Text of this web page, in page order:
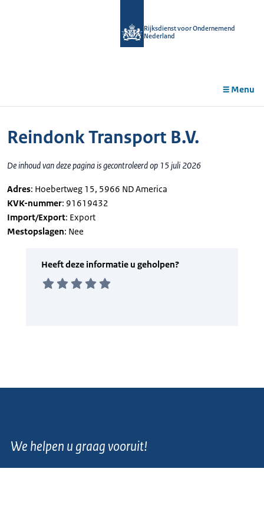
Rijksdienst voor Ondernemend
Nederland
Menu
Reindonk Transport B.V.
De inhoud van deze pagina is gecontroleerd op 15 juli 2026
Adres: Hoebertweg 15, 5966 ND America
KVK-nummer: 91619432
Import/Export: Export
Mestopslagen: Nee
We helpen u graag vooruit!